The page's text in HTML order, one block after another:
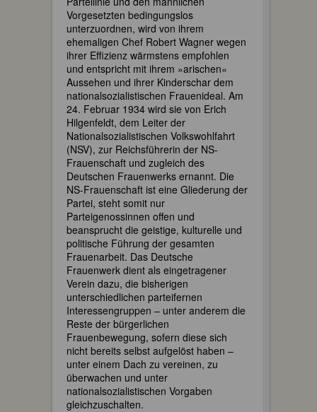
Vorgesetzten bedingungslos
unterzuordnen, wird von ihrem
ehemaligen Chef Robert Wagner wegen
ihrer Effizienz wärmstens empfohlen
und entspricht mit ihrem »arischen«
Aussehen und ihrer Kinderschar dem
nationalsozialistischen Frauenideal. Am
24. Februar 1934 wird sie von Erich
Hilgenfeldt, dem Leiter der
Nationalsozialistischen Volkswohlfahrt
(NSV), zur Reichsführerin der NS-
Frauenschaft und zugleich des
Deutschen Frauenwerks ernannt. Die
NS-Frauenschaft ist eine Gliederung der
Partei, steht somit nur
Parteigenossinnen offen und
beansprucht die geistige, kulturelle und
politische Führung der gesamten
Frauenarbeit. Das Deutsche
Frauenwerk dient als eingetragener
Verein dazu, die bisherigen
unterschiedlichen parteifernen
Interessengruppen – unter anderem die
Reste der bürgerlichen
Frauenbewegung, sofern diese sich
nicht bereits selbst aufgelöst haben –
unter einem Dach zu vereinen, zu
überwachen und unter
nationalsozialistischen Vorgaben
gleichzuschalten.